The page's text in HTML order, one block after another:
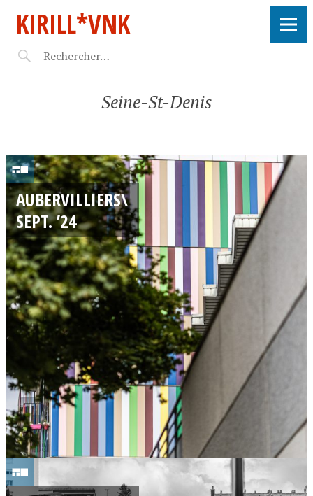
KIRILL*VNK
Seine-St-Denis
0
8
/
0
9
/
2
0
2
AUBERVILLIERS\
SEPT. ’24
1
3